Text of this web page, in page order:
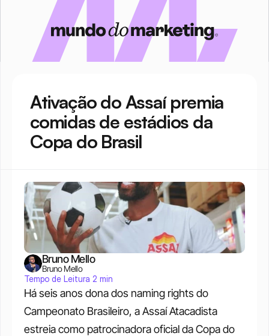
Ativação do Assaí premia
comidas de estádios da
Copa do Brasil
Há seis anos dona dos naming rights do
Campeonato Brasileiro, a Assaí Atacadista
estreia como patrocinadora oficial da Copa do
Bruno Mello
Bruno Mello
Tempo de Leitura 2 min